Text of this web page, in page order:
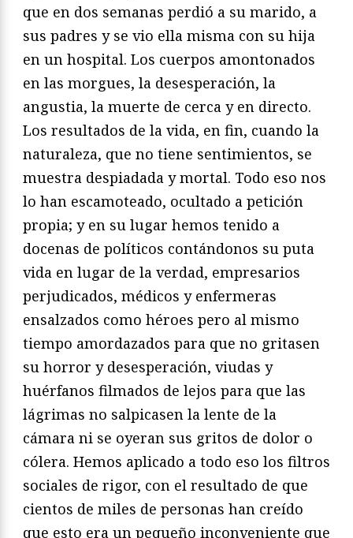
que en dos semanas perdió a su marido, a
sus padres y se vio ella misma con su hija
en un hospital. Los cuerpos amontonados
en las morgues, la desesperación, la
angustia, la muerte de cerca y en directo.
Los resultados de la vida, en fin, cuando la
naturaleza, que no tiene sentimientos, se
muestra despiadada y mortal. Todo eso nos
lo han escamoteado, ocultado a petición
propia; y en su lugar hemos tenido a
docenas de políticos contándonos su puta
vida en lugar de la verdad, empresarios
perjudicados, médicos y enfermeras
ensalzados como héroes pero al mismo
tiempo amordazados para que no gritasen
su horror y desesperación, viudas y
huérfanos filmados de lejos para que las
lágrimas no salpicasen la lente de la
cámara ni se oyeran sus gritos de dolor o
cólera. Hemos aplicado a todo eso los filtros
sociales de rigor, con el resultado de que
cientos de miles de personas han creído
que esto era un pequeño inconveniente que